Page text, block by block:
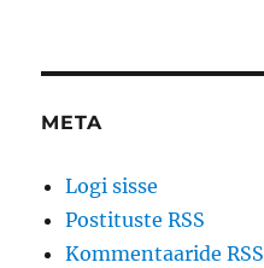
META
Logi sisse
Postituste RSS
Kommentaaride RSS